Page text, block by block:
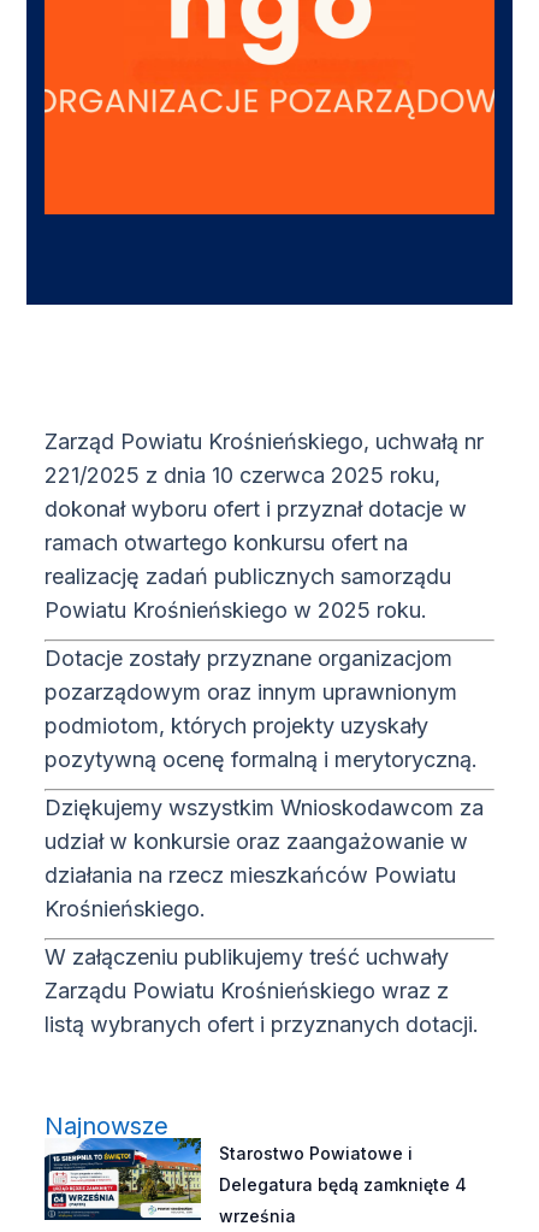
Zarząd Powiatu Krośnieńskiego, uchwałą nr
221/2025 z dnia 10 czerwca 2025 roku,
dokonał wyboru ofert i przyznał dotacje w
ramach otwartego konkursu ofert na
realizację zadań publicznych samorządu
Powiatu Krośnieńskiego w 2025 roku.
Dotacje zostały przyznane organizacjom
pozarządowym oraz innym uprawnionym
podmiotom, których projekty uzyskały
pozytywną ocenę formalną i merytoryczną.
Dziękujemy wszystkim Wnioskodawcom za
udział w konkursie oraz zaangażowanie w
działania na rzecz mieszkańców Powiatu
Krośnieńskiego.
W załączeniu publikujemy treść uchwały
Zarządu Powiatu Krośnieńskiego wraz z
listą wybranych ofert i przyznanych dotacji.
Najnowsze
Starostwo Powiatowe i
Delegatura będą zamknięte 4
września